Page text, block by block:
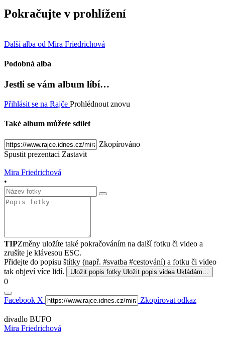
Pokračujte v prohlížení
Další alba od Mira Friedrichová
Podobná alba
Jestli se vám album líbí…
Přihlásit se na Rajče Prohlédnout znovu
Také album můžete sdílet
Zkopírováno
Spustit prezentaci Zastavit
Mira Friedrichová
•
TIPZměny uložíte také pokračováním na další fotku či video a
zrušíte je klávesou ESC.
Přidejte do popisu štítky (např. #svatba #cestování) a fotku či video
tak objeví více lidí.
Uložit popis fotky Uložit popis videa Ukládám…
0
Facebook X Zkopírovat odkaz
divadlo BUFO
Mira Friedrichová